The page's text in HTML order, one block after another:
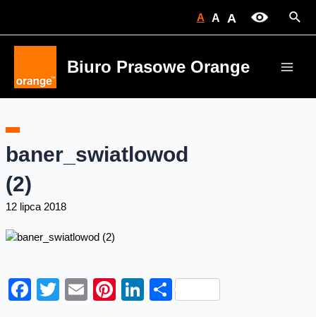
A A A
Biuro Prasowe Orange
baner_swiatlowod
(2)
12 lipca 2018
Facebook
Twitter
EmailPinterest
LinkedIn
Share